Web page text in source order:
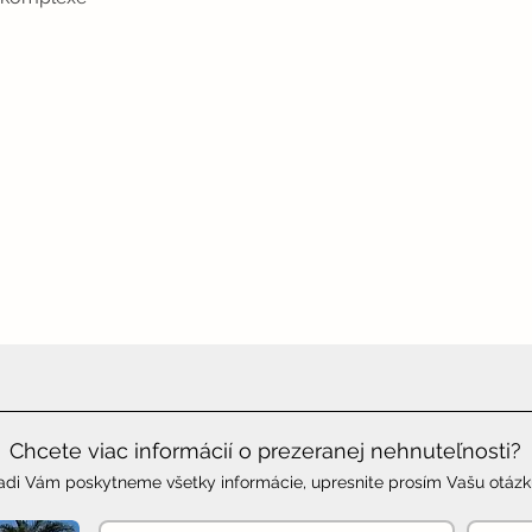
Chcete viac informácií o prezeranej nehnuteľnosti?
Vám poskytneme všetky informácie, upresnite prosím Vašu